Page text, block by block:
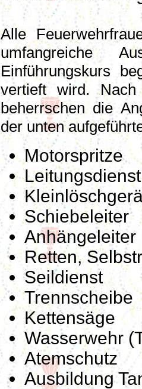
Alle
umfangreiche
Einführungskurs
vertieft wird. Nach
beherrschen die
der unten
Motorspritze
Schiebeleiter
Anhängeleiter
Retten,
Seildienst
Trennscheibe
Kettensäge
Wasserwehr
Atemschutz
Ausbildung